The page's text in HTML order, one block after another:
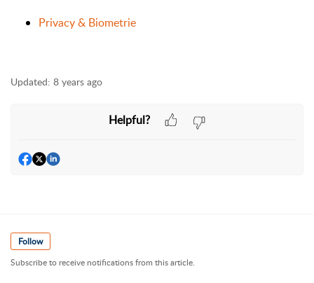
Privacy & Biometrie
Updated: 8 years ago
Helpful?
Follow
Subscribe to receive notifications from this article.